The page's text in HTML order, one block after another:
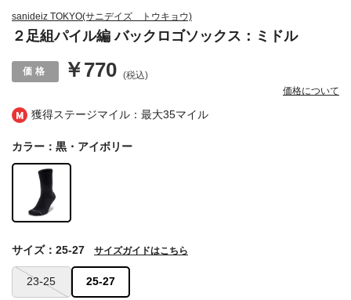
獲得ステージマイル：最大35マイル
sanideiz TOKYO(サニデイズ トウキョウ)
２足組パイル編 バックロゴソックス：ミドル
￥770 (税込)
価格について
カラー：黒・アイボリー
23-25 25-27
サイズ：25-27 サイズガイドはこちら